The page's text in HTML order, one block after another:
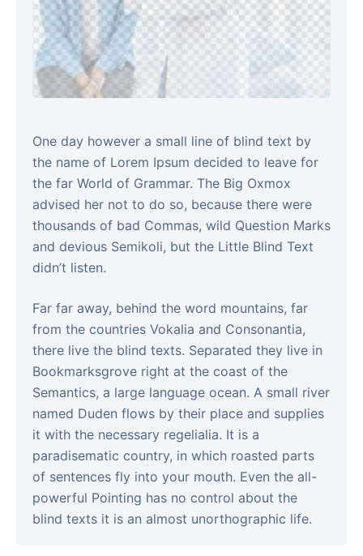
One day however a small line of blind text by
the name of Lorem Ipsum decided to leave for
the far World of Grammar. The Big Oxmox
advised her not to do so, because there were
thousands of bad Commas, wild Question Marks
and devious Semikoli, but the Little Blind Text
didn’t listen.
Far far away, behind the word mountains, far
from the countries Vokalia and Consonantia,
there live the blind texts. Separated they live in
Bookmarksgrove right at the coast of the
Semantics, a large language ocean. A small river
named Duden flows by their place and supplies
it with the necessary regelialia. It is a
paradisematic country, in which roasted parts
of sentences fly into your mouth. Even the all-
powerful Pointing has no control about the
blind texts it is an almost unorthographic life.